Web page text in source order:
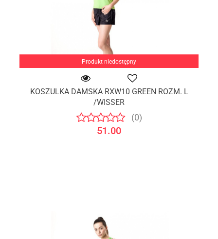
Produkt niedostępny
KOSZULKA DAMSKA RXW10 GREEN ROZM. L
/WISSER
(0)
51.00